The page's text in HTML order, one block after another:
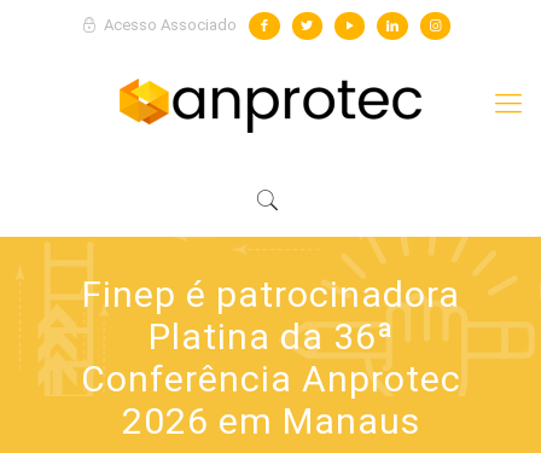
Acesso Associado
Finep é patrocinadora
Platina da 36ª
Conferência Anprotec
2026 em Manaus